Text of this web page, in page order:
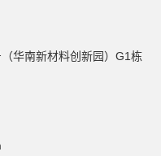
华南新材料创新园）G1栋